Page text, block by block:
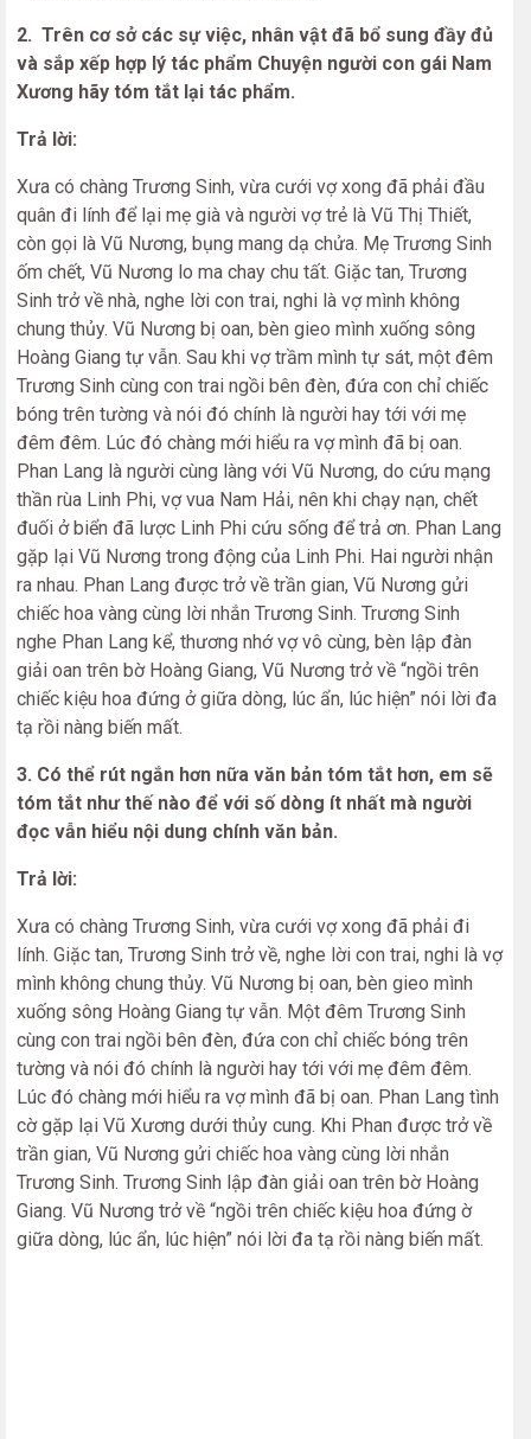
2. Trên cơ sở các sự việc, nhân vật đã bổ sung đầy đủ
và sắp xếp hợp lý tác phẩm Chuyện người con gái Nam
Xương hãy tóm tắt lại tác phẩm.
Trả lời:
Xưa có chàng Trương Sinh, vừa cưới vợ xong đã phải đầu
quân đi lính để lại mẹ già và người vợ trẻ là Vũ Thị Thiết,
còn gọi là Vũ Nương, bụng mang dạ chửa. Mẹ Trương Sinh
ốm chết, Vũ Nương lo ma chay chu tất. Giặc tan, Trương
Sinh trở về nhà, nghe lời con trai, nghi là vợ mình không
chung thủy. Vũ Nương bị oan, bèn gieo mình xuống sông
Hoàng Giang tự vẫn. Sau khi vợ trầm mình tự sát, một đêm
Trương Sinh cùng con trai ngồi bên đèn, đứa con chỉ chiếc
bóng trên tường và nói đó chính là người hay tới với mẹ
đêm đêm. Lúc đó chàng mới hiểu ra vợ mình đã bị oan.
Phan Lang là người cùng làng với Vũ Nương, do cứu mạng
thần rùa Linh Phi, vợ vua Nam Hải, nên khi chạy nạn, chết
đuối ở biển đã lược Linh Phi cứu sống để trả ơn. Phan Lang
gặp lại Vũ Nương trong động của Linh Phi. Hai người nhận
ra nhau. Phan Lang được trở về trần gian, Vũ Nương gửi
chiếc hoa vàng cùng lời nhắn Trương Sinh. Trương Sinh
nghe Phan Lang kể, thương nhớ vợ vô cùng, bèn lập đàn
giải oan trên bờ Hoàng Giang, Vũ Nương trở về “ngồi trên
chiếc kiệu hoa đứng ở giữa dòng, lúc ẩn, lúc hiện” nói lời đa
tạ rồi nàng biến mất.
3. Có thể rút ngắn hơn nữa văn bản tóm tắt hơn, em sẽ
tóm tắt như thế nào để với số dòng ít nhất mà người
đọc vẫn hiểu nội dung chính văn bản.
Trả lời:
Xưa có chàng Trương Sinh, vừa cưới vợ xong đã phải đi
lính. Giặc tan, Trương Sinh trở về, nghe lời con trai, nghi là vợ
mình không chung thủy. Vũ Nương bị oan, bèn gieo mình
xuống sông Hoàng Giang tự vẫn. Một đêm Trương Sinh
cùng con trai ngồi bên đèn, đứa con chỉ chiếc bóng trên
tường và nói đó chính là người hay tới với mẹ đêm đêm.
Lúc đó chàng mới hiểu ra vợ mình đã bị oan. Phan Lang tình
cờ gặp lại Vũ Xương dưới thủy cung. Khi Phan được trở về
trần gian, Vũ Nương gửi chiếc hoa vàng cùng lời nhắn
Trương Sinh. Trương Sinh lập đàn giải oan trên bờ Hoàng
Giang. Vũ Nương trở về “ngồi trên chiếc kiệu hoa đứng ờ
giữa dòng, lúc ẩn, lúc hiện” nói lời đa tạ rồi nàng biến mất.